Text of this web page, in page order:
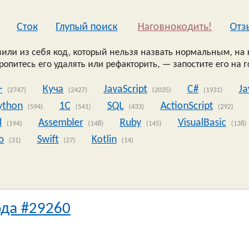
Сток Глупый поиск Наговнокодить!
из себя код, который нельзя назвать нормальным, на
его удалять или рефакторить, — запостите его на
(2747) Куча (2427) JavaScript (2035) C# (1931)
(594) 1C (541) SQL (433) ActionScript (292)
(194) Assembler (148) Ruby (145) VisualBasic (138)
(31) Swift (27) Kotlin (14)
#29260